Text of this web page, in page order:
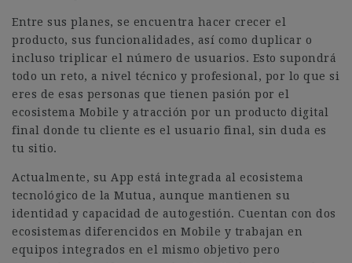
Entre sus planes, se encuentra hacer crecer el
producto, sus funcionalidades, así como duplicar o
incluso triplicar el número de usuarios. Esto supondrá
todo un reto, a nivel técnico y profesional, por lo que si
eres de esas personas que tienen pasión por el
ecosistema Mobile y atracción por un producto digital
final donde tu cliente es el usuario final, sin duda es
tu sitio.
Actualmente, su App está integrada al ecosistema
tecnológico de la Mutua, aunque mantienen su
identidad y capacidad de autogestión. Cuentan con dos
ecosistemas diferencidos en Mobile y trabajan en
equipos integrados en el mismo objetivo pero